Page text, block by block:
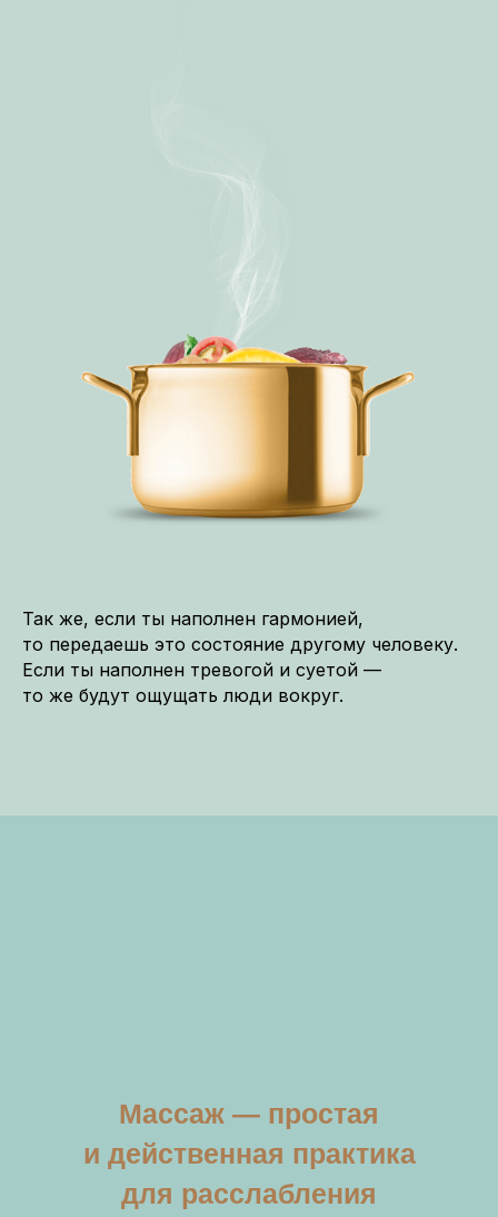
Так же, если ты наполнен гармонией,
то передаешь это состояние другому человеку.
Если ты наполнен тревогой и суетой —
то же будут ощущать люди вокруг.
Массаж — простая
и действенная практика
для расслабления